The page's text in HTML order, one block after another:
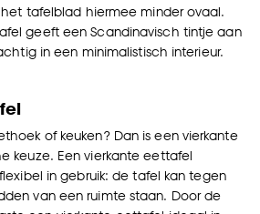
tafelblad hiermee minder ovaal.
geeft een Scandinavisch tintje aan
in een minimalistisch interieur.
of keuken? Dan is een vierkante
keuze. Een vierkante eettafel
in gebruik: de tafel kan tegen
van een ruimte staan. Door de